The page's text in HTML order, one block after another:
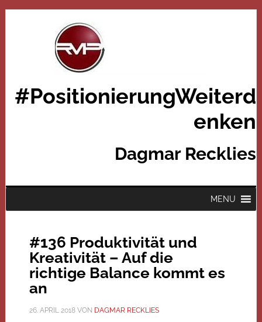
#PositionierungWeiterd
enken
Dagmar Recklies
MENU
#136 Produktivität und
Kreativität – Auf die
richtige Balance kommt es
an
26. APRIL 2018VON DAGMAR RECKLIES